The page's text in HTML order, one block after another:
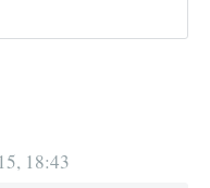
18:43